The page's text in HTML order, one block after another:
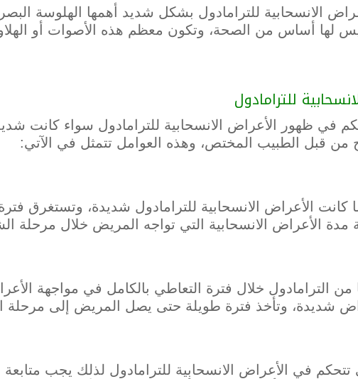
الانسحابية للترامادول بشكل شديد أهمها الهلوسة
لها أساس من الصحة، وتكون معظم هذه الأصوات أو
للترامادول
في ظهور الأعراض الانسحابية للترامادول سواء كانت
من قبل الطبيب المختص، وهذه العوامل تتمثل في الآتي:
الأعراض الانسحابية للترامادول شديدة، وتستغرق
مدة الأعراض الانسحابية التي تواجه المريض خلال مرحلة
الترامادول خلال فترة التعاطي بالكامل في مواجهة
شديدة، وتأخذ فترة طويلة حتى يصل المريض إلى مرحلة
تتحكم في الأعراض الانسحابية للترامادول لذلك يجب